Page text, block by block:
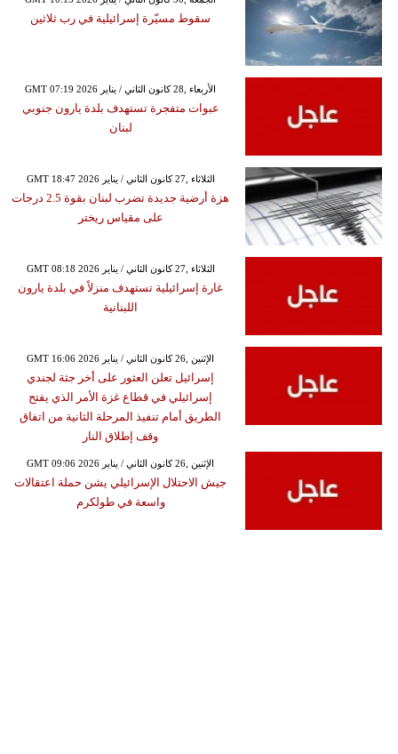
سقوط مسيّرة إسرائيلية في رب ثلاثين
GMT 07:19 2026 الأربعاء ,28 كانون الثاني / يناير
عبوات متفجرة تستهدف بلدة يارون جنوبي
لبنان
GMT 18:47 2026 الثلاثاء ,27 كانون الثاني / يناير
هزة أرضية جديدة تضرب لبنان بقوة 2.5 درجات
على مقياس ريختر
GMT 08:18 2026 الثلاثاء ,27 كانون الثاني / يناير
غارة إسرائيلية تستهدف منزلاً في بلدة يارون
اللبنانية
GMT 16:06 2026 الإثنين ,26 كانون الثاني / يناير
إسرائيل تعلن العثور على أخر جثة لجندي
إسرائيلي في قطاع غزة الأمر الذي يفتح
الطريق أمام تنفيذ المرحلة الثانية من اتفاق
وقف إطلاق النار
GMT 09:06 2026 الإثنين ,26 كانون الثاني / يناير
جيش الاحتلال الإسرائيلي يشن حملة اعتقالات
واسعة في طولكرم